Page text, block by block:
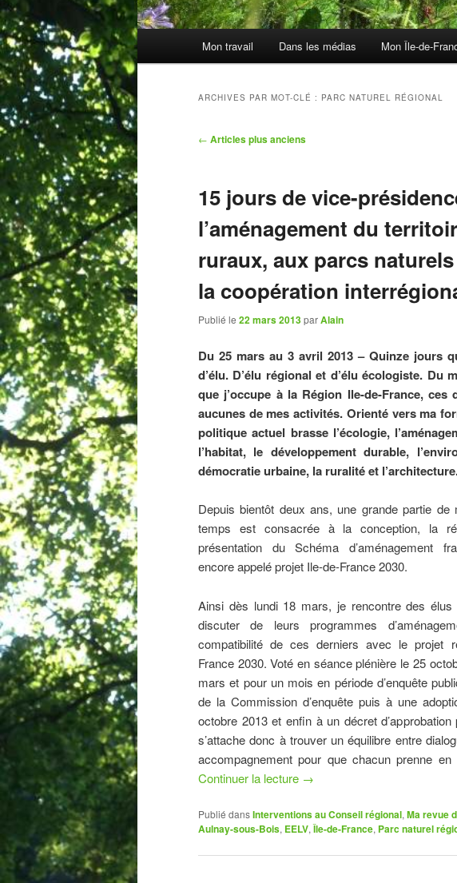
Mon travail Dans les médias Mon Île-de-
ARCHIVES PAR MOT-CLÉ : PARC NATUREL RÉGIONAL
Navigation
← Articles plus anciens
15 jours de vice-
l’aménagement du
ruraux, aux parcs
la coopération
Publié le 22 mars 2013parAlain
Du 25 mars au 3 avril 2013 – Quinze jours
d’élu. D’élu régional et d’élu écologiste. Du
que j’occupe à la Région Ile-de-France,
aucunes de mes activités. Orienté vers ma
politique actuel brasse l’écologie,
l’habitat, le développement durable,
démocratie urbaine, la ruralité et
Depuis bientôt deux ans, une grande partie de
temps est consacrée à la conception, la
présentation du Schéma d’aménagement
encore appelé projet Ile-de-France 2030.
Ainsi dès lundi 18 mars, je rencontre des
discuter de leurs programmes
compatibilité de ces derniers avec le projet
France 2030. Voté en séance plénière le 25
mars et pour un mois en période d’enquête
de la Commission d’enquête puis à une
octobre 2013 et enfin à un décret
s’attache donc à trouver un équilibre entre
accompagnement pour que chacun prenne
Continuer la lecture →
Publié dansInterventions au Conseil régional, Ma revue
Aulnay-sous-Bois, EELV,Île-de-France, Parc naturel